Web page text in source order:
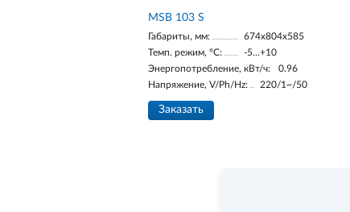
MSB 103 S
Габариты, мм:
674х804х585
Темп. режим, °С:
-5...+10
Энергопотребление, кВт/ч:
0.96
Напряжение, V/Ph/Hz:
220/1~/50
Заказать